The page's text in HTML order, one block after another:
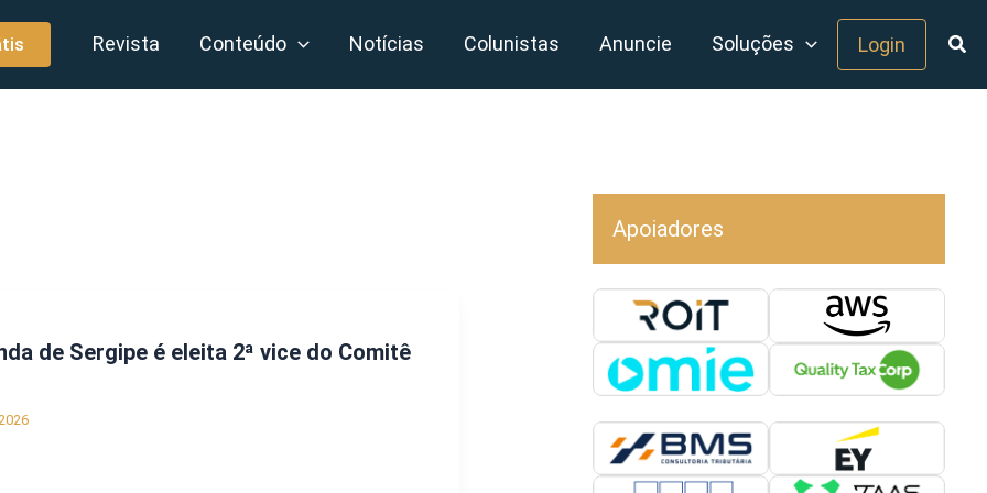
Revista Conteúdo Notícias Colunistas Anuncie Soluções Login
de Sergipe é eleita 2ª vice do Comitê
Apoiadores